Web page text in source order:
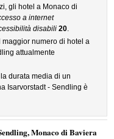
gli hotel a Monaco di
a internet
disabili 20.
maggior numero di hotel a
attualmente
durata media di un
Isarvorstadt - Sendling è
Monaco di Baviera